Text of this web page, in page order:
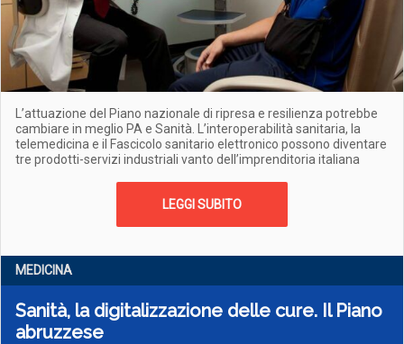
L’attuazione del Piano nazionale di ripresa e resilienza potrebbe
cambiare in meglio PA e Sanità. L’interoperabilità sanitaria, la
telemedicina e il Fascicolo sanitario elettronico possono diventare
tre prodotti-servizi industriali vanto dell’imprenditoria italiana
LEGGI SUBITO
MEDICINA
Sanità, la digitalizzazione delle cure. Il Piano
abruzzese